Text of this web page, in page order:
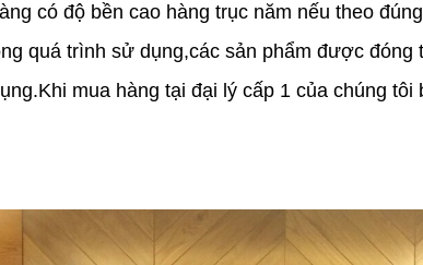
có độ bền cao hàng trục năm nếu theo
quá trình sử dụng,các sản phẩm được
mua hàng tại đại lý cấp 1 của chúng